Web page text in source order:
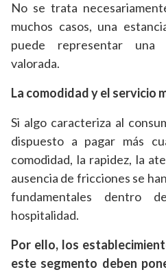
No se trata
muchos casos, una
puede representar una
valorada.
La comodidad y el servicio
Si algo caracteriza al
dispuesto a pagar más
comodidad, la rapidez, la
ausencia de fricciones se
fundamentales dentro
hospitalidad.
Por ello, los
este segmento deben